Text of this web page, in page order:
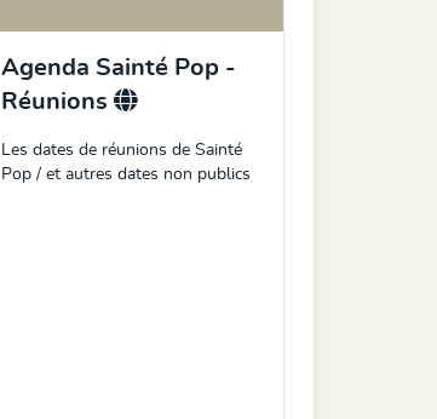
Agenda Sainté Pop -
Réunions
Les dates de réunions de Sainté
Pop / et autres dates non publics